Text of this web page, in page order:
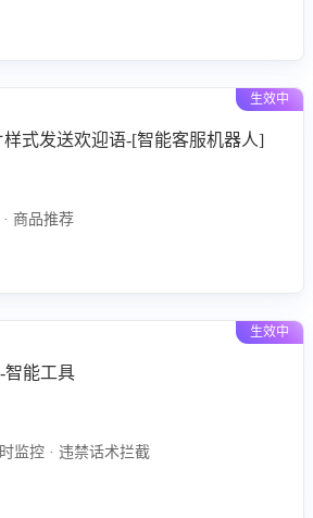
的专业应对能力。
生效中
样式发送欢迎语-[智能客服机器人]
商品推荐
生效中
智能工具
监控 · 违禁话术拦截